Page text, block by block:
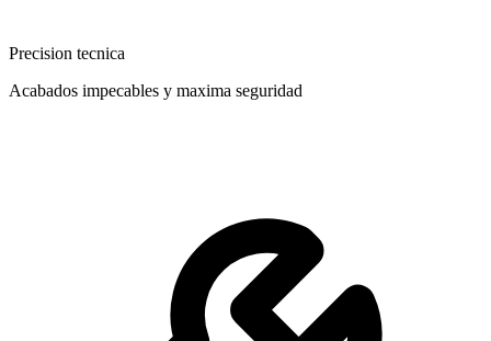
Precision tecnica
Acabados impecables y maxima seguridad